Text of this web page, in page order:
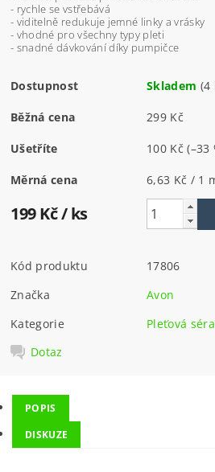
- rychle se vstřebává
- viditelně redukuje jemné linky a vrásky
- vhodné pro všechny typy pleti
- snadné dávkování díky pumpičce
Dostupnost Skladem (4
Běžná cena 299 Kč
Ušetříte 100 Kč(–33
Měrná cena 6,63 Kč / 1
199 Kč/ ks
Kód produktu
17806
Značka
Avon
Kategorie
Pleťová
Dotaz
POPIS
DISKUZE